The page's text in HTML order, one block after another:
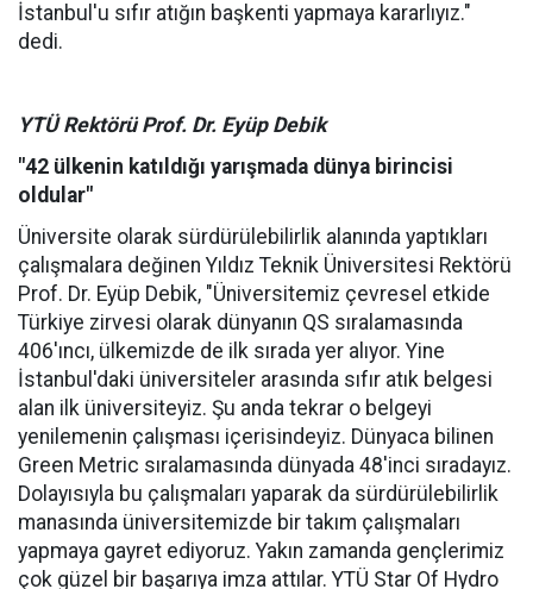
İstanbul'u sıfır atığın başkenti yapmaya kararlıyız."
dedi.
YTÜ Rektörü Prof. Dr. Eyüp Debik
"42 ülkenin katıldığı yarışmada dünya birincisi
oldular"
Üniversite olarak sürdürülebilirlik alanında yaptıkları
çalışmalara değinen Yıldız Teknik Üniversitesi Rektörü
Prof. Dr. Eyüp Debik, "Üniversitemiz çevresel etkide
Türkiye zirvesi olarak dünyanın QS sıralamasında
406'ıncı, ülkemizde de ilk sırada yer alıyor. Yine
İstanbul'daki üniversiteler arasında sıfır atık belgesi
alan ilk üniversiteyiz. Şu anda tekrar o belgeyi
yenilemenin çalışması içerisindeyiz. Dünyaca bilinen
Green Metric sıralamasında dünyada 48'inci sıradayız.
Dolayısıyla bu çalışmaları yaparak da sürdürülebilirlik
manasında üniversitemizde bir takım çalışmaları
yapmaya gayret ediyoruz. Yakın zamanda gençlerimiz
çok güzel bir başarıya imza attılar. YTÜ Star Of Hydro